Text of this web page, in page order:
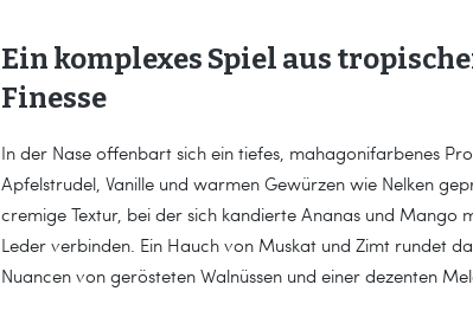
Ein komplexes Spiel aus
Finesse
In der Nase offenbart sich ein tiefes, mahagonifarbenes
Apfelstrudel, Vanille und warmen Gewürzen wie Nelken
cremige Textur, bei der sich kandierte Ananas und Mango
Leder verbinden. Ein Hauch von Muskat und Zimt rundet
Nuancen von gerösteten Walnüssen und einer dezenten